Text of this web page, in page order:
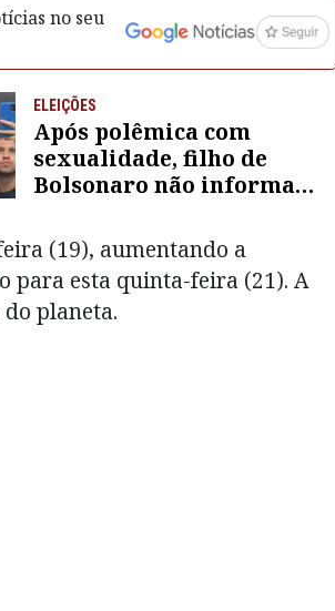
no seu
ELEIÇÕES
Após polêmica com
sexualidade, filho de
Bolsonaro não informa
(19), aumentando a
para esta quinta-feira (21). A
planeta.